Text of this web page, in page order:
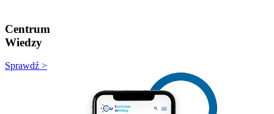
Centrum
Wiedzy
Sprawdź >